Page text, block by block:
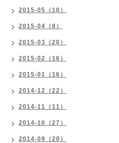
2015-05（10）
2015-04（8）
2015-03（20）
2015-02（16）
2015-01（16）
2014-12（22）
2014-11（11）
2014-10（27）
2014-09（20）